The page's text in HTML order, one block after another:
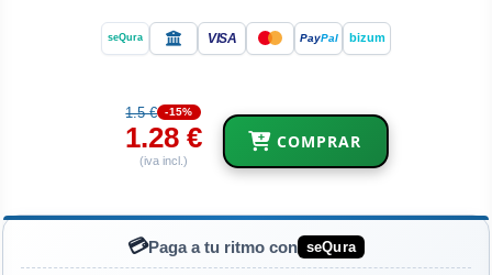
seQura VISA PayPal bizum
1.5 € -15%
1.28 €
(iva incl.)
COMPRAR
💳Paga a tu ritmo con seQura